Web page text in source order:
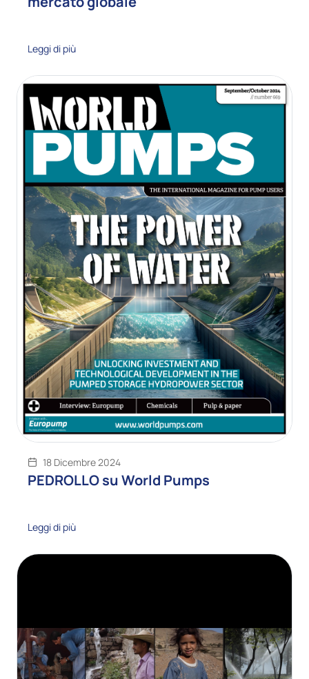
Leggi di più
18 Dicembre 2024
PEDROLLO su World Pumps
Leggi di più